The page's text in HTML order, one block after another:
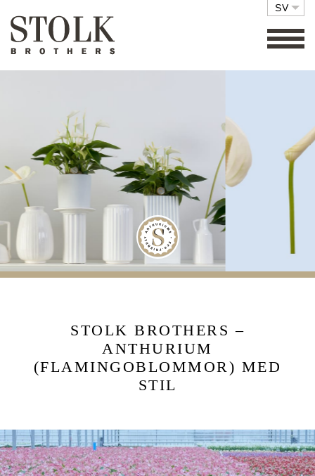
KOMPOSITIONER
MILJÖVÄNLIGT
SKÖTSEL
DETALJHANDEL
KONTAKT
SV
STOLK BROTHERS –
ANTHURIUM
(FLAMINGOBLOMMOR) MED
STIL